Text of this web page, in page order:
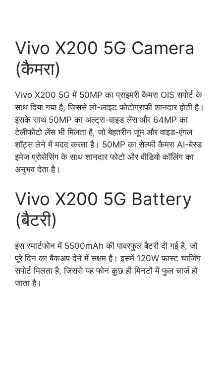
Vivo X200 5G Camera
(कैमरा)
Vivo X200 5G में 50MP का प्राइमरी कैमरा OIS सपोर्ट के
साथ दिया गया है, जिससे लो-लाइट फोटोग्राफी शानदार होती है।
इसके साथ 50MP का अल्ट्रा-वाइड लेंस और 64MP का
टेलीफोटो लेंस भी मिलता है, जो बेहतरीन जूम और वाइड-एंगल
शॉट्स लेने में मदद करता है। 50MP का सेल्फी कैमरा AI-बेस्ड
इमेज प्रोसेसिंग के साथ शानदार फोटो और वीडियो कॉलिंग का
अनुभव देता है।
Vivo X200 5G Battery
(बैटरी)
इस स्मार्टफोन में 5500mAh की पावरफुल बैटरी दी गई है, जो
पूरे दिन का बैकअप देने में सक्षम है। इसमें 120W फास्ट चार्जिंग
सपोर्ट मिलता है, जिससे यह फोन कुछ ही मिनटों में फुल चार्ज हो
जाता है।